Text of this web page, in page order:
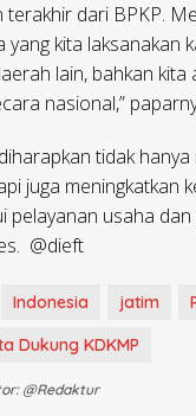
terakhir dari BPKP.
yang kita laksanakan
lain, bahkan kita
nasional,”
tidak
juga meningkatkan
pelayanan usaha
@dieft
Indonesia jatim
Dukung KDKMP
@redaktur